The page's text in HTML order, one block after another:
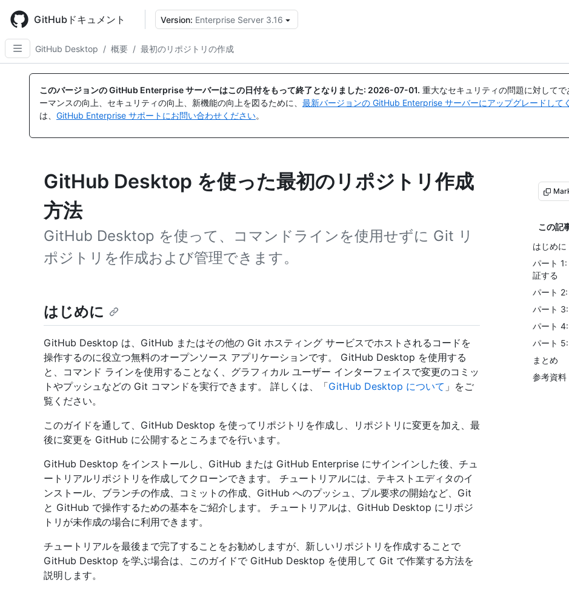
main
content
GitHubドキュメント Version: Enterprise Server 3.16
GitHub Desktop / 概要 / 最初のリポジトリの作成
このバージョンの GitHub Enterprise サーバーはこの日付をもって終了となりました: 2026-07-01. 重大なセキュリティの問題に対して
ーマンスの向上、セキュリティの向上、新機能の向上を図るために、 最新バージョンの GitHub Enterprise サーバーにアップグレードして
は、 GitHub Enterprise サポートにお問い合わせください。
GitHub Desktop を使った最初のリポジトリ作成
方法
GitHub Desktop を使って、コマンドラインを使用せずに Git リ
ポジトリを作成および管理できます。
この記
はじめに
パート
証する
パート
パート
パート
パート
まとめ
参考資料
はじめに
GitHub Desktop は、GitHub またはその他の Git ホスティング サービスでホストされるコードを
操作するのに役立つ無料のオープンソース アプリケーションです。 GitHub Desktop を使用する
と、コマンド ラインを使用することなく、グラフィカル ユーザー インターフェイスで変更のコミッ
トやプッシュなどの Git コマンドを実行できます。 詳しくは、「GitHub Desktop について 」をご
覧ください。
このガイドを通して、GitHub Desktop を使ってリポジトリを作成し、リポジトリに変更を加え、最
後に変更を GitHub に公開するところまでを行います。
GitHub Desktop をインストールし、GitHub または GitHub Enterprise にサインインした後、チュ
ートリアルリポジトリを作成してクローンできます。 チュートリアルには、テキストエディタのイ
ンストール、ブランチの作成、コミットの作成、GitHub へのプッシュ、プル要求の開始など、Git
と GitHub で操作するための基本をご紹介します。 チュートリアルは、GitHub Desktop にリポジ
トリが未作成の場合に利用できます。
チュートリアルを最後まで完了することをお勧めしますが、新しいリポジトリを作成することで
GitHub Desktop を学ぶ場合は、このガイドで GitHub Desktop を使用して Git で作業する方法を
説明します。